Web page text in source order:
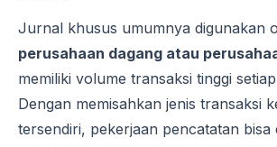
Jurnal khusus umumnya digunakan
perusahaan dagang atau
memiliki volume transaksi tinggi
Dengan memisahkan jenis transaksi
tersendiri, pekerjaan pencatatan bisa